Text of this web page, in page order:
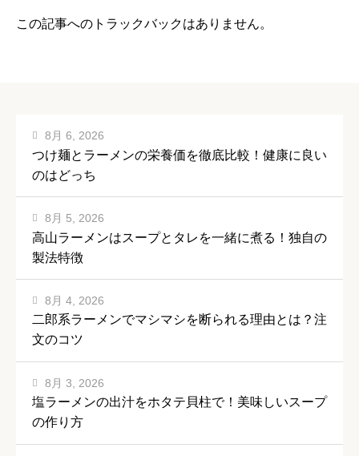
この記事へのトラックバックはありません。
つけ麺とラーメンの栄養価を徹底比較！健康に良い
のはどっち
8月 6, 2026
高山ラーメンはスープとタレを一緒に煮る！独自の
製法特徴
8月 5, 2026
二郎系ラーメンでマシマシを断られる理由とは？注
文のコツ
8月 4, 2026
塩ラーメンの出汁をホタテ貝柱で！美味しいスープ
の作り方
8月 3, 2026